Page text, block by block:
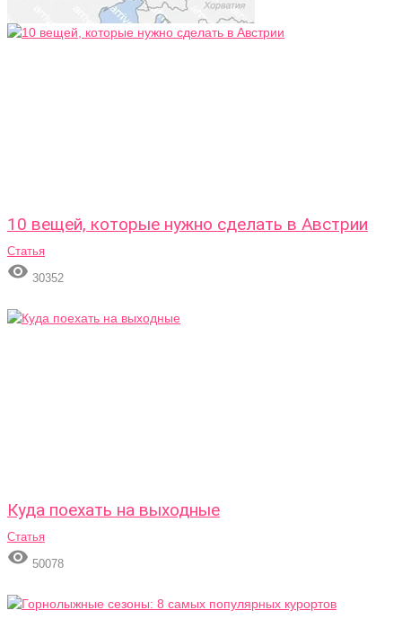
10 вещей, которые нужно сделать в Австрии
Статья
 30352
Куда поехать на выходные
Статья
 50078